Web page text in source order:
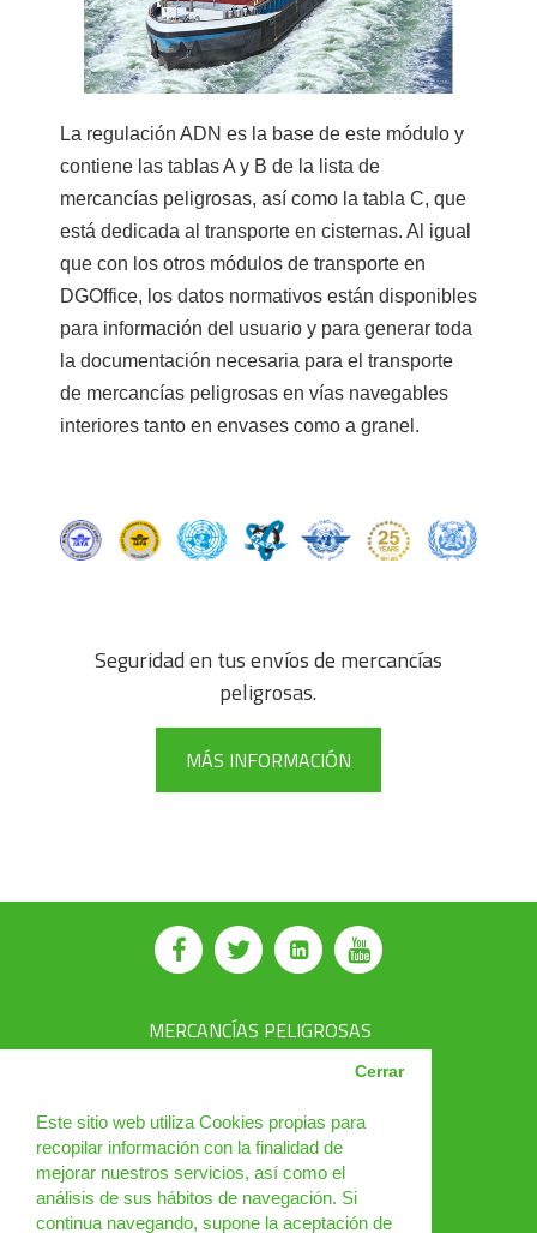
Este sitio web utiliza Cookies propias para
recopilar información con la finalidad de
mejorar nuestros servicios, así como el
análisis de sus hábitos de navegación. Si
continua navegando, supone la aceptación de
Cerrar
La regulación ADN es la base de este módulo y
contiene las tablas A y B de la lista de
mercancías peligrosas, así como la tabla C, que
está dedicada al transporte en cisternas. Al igual
que con los otros módulos de transporte en
DGOffice, los datos normativos están disponibles
para información del usuario y para generar toda
la documentación necesaria para el transporte
de mercancías peligrosas en vías navegables
interiores tanto en envases como a granel.
Seguridad en tus envíos de mercancías
peligrosas.
MÁS INFORMACIÓN
MERCANCÍAS PELIGROSAS
PRODUCTOS
CURSOS
NOTICIAS